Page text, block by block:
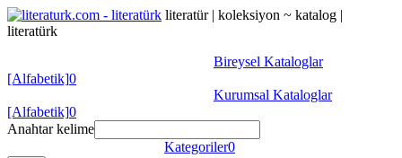
literatür | koleksiyon ~ katalog |
literatürk
Bireysel Kataloglar
[Alfabetik]0
Kurumsal Kataloglar
[Alfabetik]0
Anahtar kelime
Kategoriler0